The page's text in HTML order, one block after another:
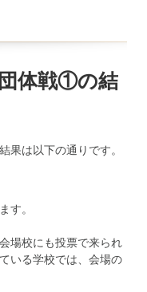
体戦①の結
は以下の通りです。
す。
場校にも投票で来られ
いる学校では、会場の